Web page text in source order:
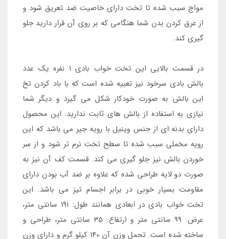
مواج سبب شده تا تخت دارای خاصیت ضد تعریق شود و
از عرق کردن بدن شما هنگامی که بر روی آن قرار دارید جلو
گیری کند.
در قسمت بالایی این تخت خواب بادی 1 نفره یک عدد
بالش بادی سرخود نیز تعبیه شده است که با باد کردن تخ
این بالش به صورت خودکار شکل می گیرد و دیگر شما
نیازی به استفاده از بالش های ثابت ندارید. این محصول
دارای بدنه ای از جنس وینیل با رویه جیر می باشد که این
رویه مخملی سبب شده تا سطح تخت نرم تر شود و از سر
خوردن بالش نیز جلو گیری می کند. قسمت کف آن نیز به
صورت دو لایه طراحی شده که علاوه بر ضد آب بودن دارای
مقاومت بسیار خوبی در برابر اجسام تیز می باشد. این
تخت خواب بادی در ابعادی همانند طول: 191 سانتی متر،
عرض: 99 سانتی متر و ارتفاع: 35 سانتی متر، طراحی و
ساخته شده است. تحمل وزن آن 140 کیلو گرم و دارای وزن